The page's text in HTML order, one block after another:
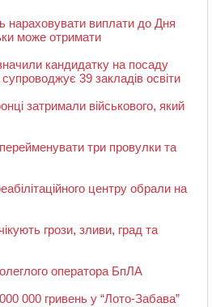
нараховувати виплати до Дня
може отримати
кандидатку на посаду
39 закладів освіти
затримали військового, який
три провулки та
центру обрали на
грози, зливи, град та
оператора БпЛА
000 гривень у “Лото-Забава”